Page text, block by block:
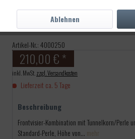
Tunnel mit
Artikel-Nr.:4000250
210,00 € *
inkl. MwSt. zzgl. Versandkosten
Lieferzeit ca. 5 Tage
Beschreibung
Frontvisier-Kombination mit Tunnelkorn/Perle
Standard-Perle, Höhe von... mehr
Ablehnen